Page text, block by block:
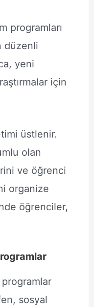
programları
düzenli
yeni
için
üstlenir.
olan
ve öğrenci
organize
öğrenciler,
sosyal